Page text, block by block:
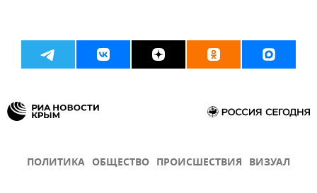
ПОЛИТИКА ОБЩЕСТВО ПРОИСШЕСТВИЯ ВИЗУАЛ